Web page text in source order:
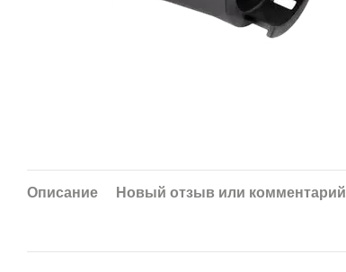
Описание Новый отзыв или комментарий